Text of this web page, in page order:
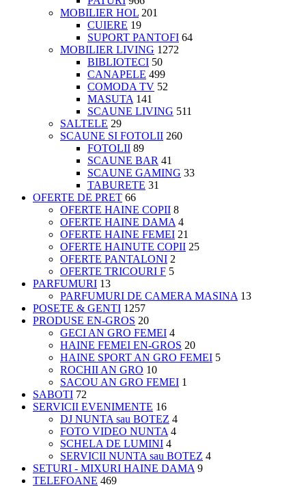
MOBILIER HOL 201
CUIERE 19
SUPORT PANTOFI 64
MOBILIER LIVING 1272
BIBLIOTECI 50
CANAPELE 499
COMODA TV 52
MASUTA 141
SCAUNE LIVING 511
SALTELE 29
SCAUNE SI FOTOLII 260
FOTOLII 89
SCAUNE BAR 41
SCAUNE GAMING 33
TABURETE 31
OFERTE DE PRET 66
OFERTE HAINE COPII 8
OFERTE HAINE DAMA 4
OFERTE HAINE FEMEI 21
OFERTE HAINUTE COPII 25
OFERTE PANTALONI 2
OFERTE TRICOURI F 5
PARFUMURI 13
PARFUMURI DE CAMERA MASINA 13
POSETE & GENTI 1257
PRODUSE EN-GROS 20
GECI AN GRO FEMEI 4
HAINE FEMEI EN-GROS 20
HAINE SPORT AN GRO FEMEI 5
ROCHII AN GRO 10
SACOU AN GRO FEMEI 1
SABOTI 72
SERVICII EVENIMENTE 16
DJ NUNTA sau BOTEZ 4
FOTO VIDEO NUNTA 4
SCHELA DE LUMINI 4
SERVICII NUNTA sau BOTEZ 4
SETURI - MIXURI HAINE DAMA 9
TELEFOANE 469